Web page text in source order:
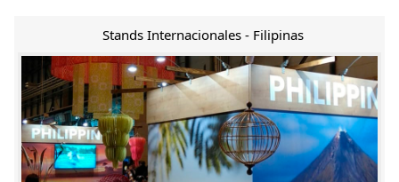
Stands Internacionales - Filipinas